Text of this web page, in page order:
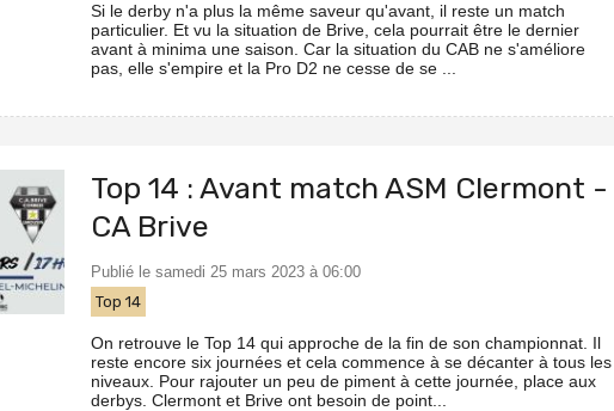
Si le derby n'a plus la même saveur qu'avant, il reste un match
particulier. Et vu la situation de Brive, cela pourrait être le dernier
avant à minima une saison. Car la situation du CAB ne s'améliore
pas, elle s'empire et la Pro D2 ne cesse de se ...
Top 14 : Avant match ASM Clermont -
CA Brive
Publié le samedi 25 mars 2023 à 06:00
Top 14
On retrouve le Top 14 qui approche de la fin de son championnat. Il
reste encore six journées et cela commence à se décanter à tous les
niveaux. Pour rajouter un peu de piment à cette journée, place aux
derbys. Clermont et Brive ont besoin de point...